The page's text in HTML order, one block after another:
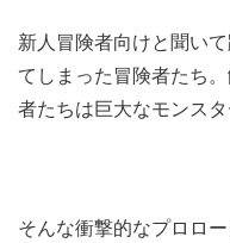
新人冒険者向けと聞い
てしまった冒険者たち
者たちは巨大なモンス
そんな衝撃的なプロロ